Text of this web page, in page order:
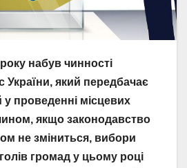
набув чинності
України, який передбачає
у проведенні місцевих
якщо законодавство
не зміниться, вибори
громад у цьому році